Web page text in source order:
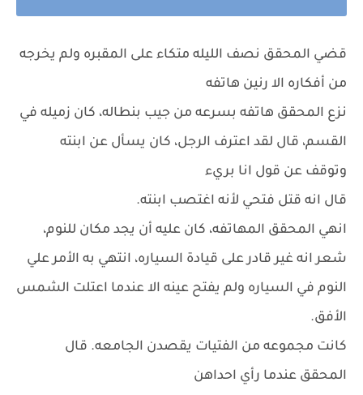
قضي المحقق نصف الليله متكاء على المقبره ولم يخرجه
من أفكاره الا رنين هاتفه
نزع المحقق هاتفه بسرعه من جيب بنطاله، كان زميله في
القسم، قال لقد اعترف الرجل، كان يسأل عن ابنته
وتوقف عن قول انا بريء
قال انه قتل فتحي لأنه اغتصب ابنته.
انهي المحقق المهاتفه، كان عليه أن يجد مكان للنوم،
شعر انه غير قادر على قيادة السياره، انتهي به الأمر علي
النوم في السياره ولم يفتح عينه الا عندما اعتلت الشمس
الأفق.
كانت مجموعه من الفتيات يقصدن الجامعه. قال
المحقق عندما رأي احداهن